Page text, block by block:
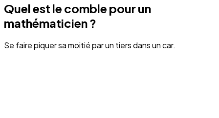
Quel est le comble pour un
mathématicien ?
Se faire piquer sa moitié par un tiers dans un car.